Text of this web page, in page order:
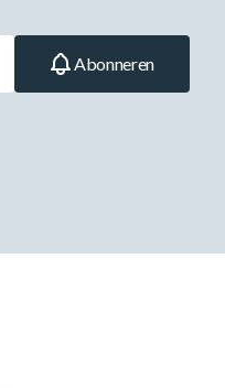
Abonneren